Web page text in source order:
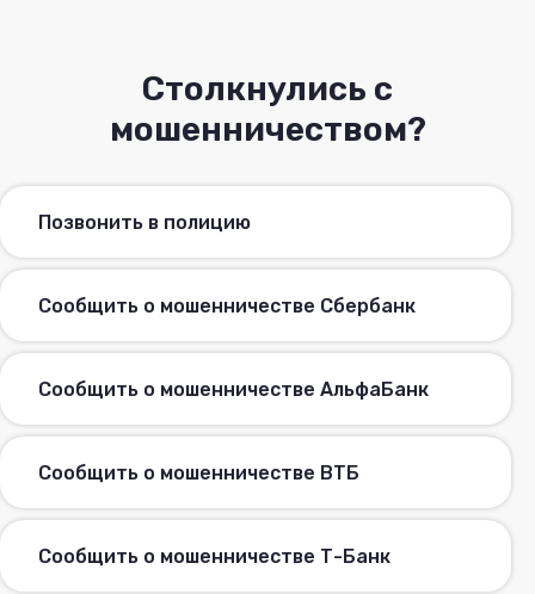
Столкнулись с
мошенничеством?
Позвонить в полицию
Сообщить о мошенничестве Сбербанк
Сообщить о мошенничестве АльфаБанк
Сообщить о мошенничестве ВТБ
Сообщить о мошенничестве Т-Банк